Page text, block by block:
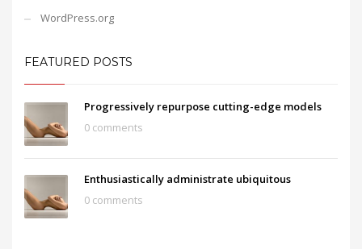
WordPress.org
FEATURED POSTS
Progressively repurpose cutting-edge models
0 comments
Enthusiastically administrate ubiquitous
0 comments